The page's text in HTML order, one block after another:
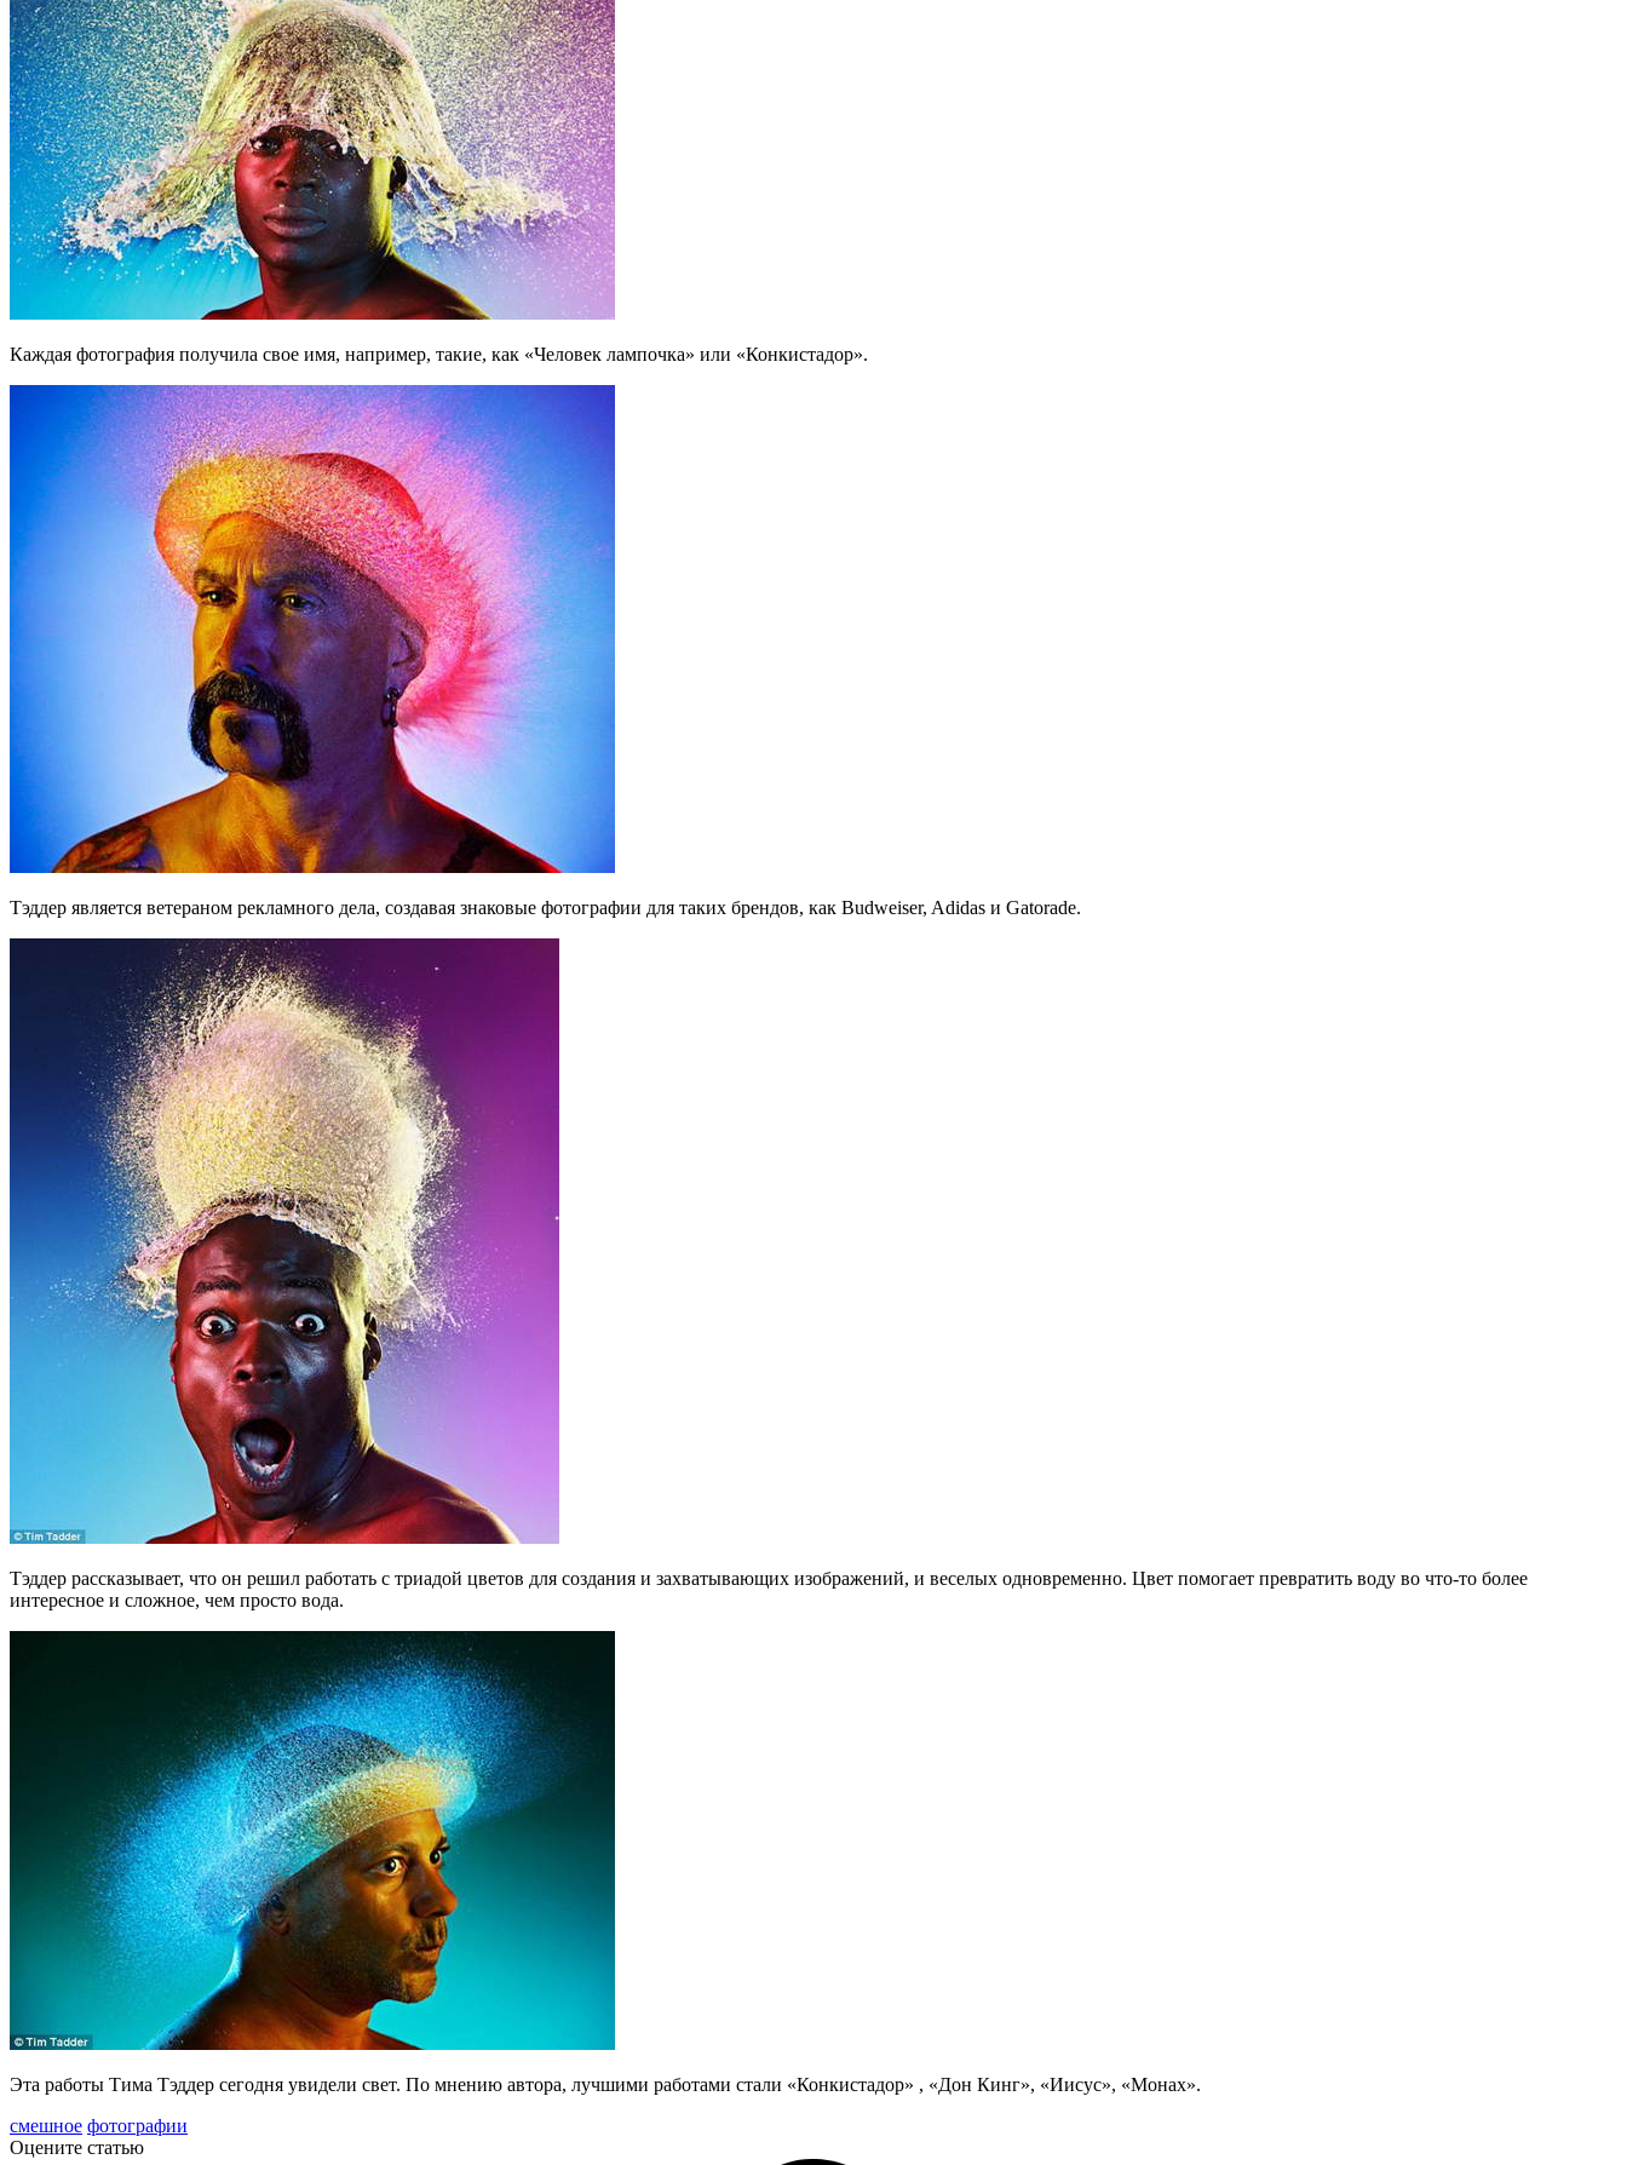
Каждая фотография получила свое имя, например, такие, как «Человек лампочка» или «Конкистадор».
Тэддер является ветераном рекламного дела, создавая знаковые фотографии для таких брендов, как Budweiser, Adidas и Gatorade.
Тэддер рассказывает, что он решил работать с триадой цветов для создания и захватывающих изображений, и веселых одновременно. Цвет помогает превратить воду во что-то более
интересное и сложное, чем просто вода.
Эта работы Тима Тэддер сегодня увидели свет. По мнению автора, лучшими работами стали «Конкистадор» , «Дон Кинг», «Иисус», «Монах».
смешное фотографии
Оцените статью